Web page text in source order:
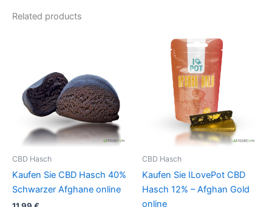
Related products
CBD Hasch
Kaufen Sie CBD Hasch 40%
Schwarzer Afghane online
CBD Hasch
Kaufen Sie ILovePot CBD
Hasch 12% – Afghan Gold
online